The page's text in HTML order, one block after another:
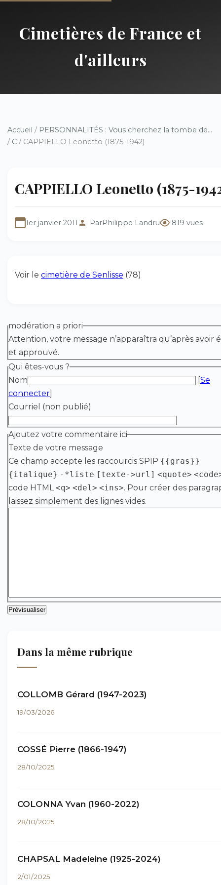
Cimetières de France et
d'ailleurs
Accueil / PERSONNALITÉS : Vous cherchez la tombe de...
/ C / CAPPIELLO Leonetto (1875-1942)
CAPPIELLO Leonetto (1875-
1er janvier 2011 ParPhilippe Landru 819 vues
Voir le cimetière de Senlisse (78)
modération a priori
Attention, votre message n’apparaîtra qu’après avoir
et approuvé.
Qui êtes-vous ?
Nom
[Se
connecter]
Courriel (non publié)
Ajoutez votre commentaire ici
Texte de votre message
Ce champ accepte les raccourcis SPIP {{gras}}
{italique} -*liste [texte->url] <quote>
code HTML<q> <del> <ins>. Pour créer des
laissez simplement des lignes vides.
Dans la même rubrique
COLLOMB Gérard (1947-2023)
19/03/2026
COSSÉ Pierre (1866-1947)
28/10/2025
COLONNA Yvan (1960-2022)
28/10/2025
CHAPSAL Madeleine (1925-2024)
2/01/2025